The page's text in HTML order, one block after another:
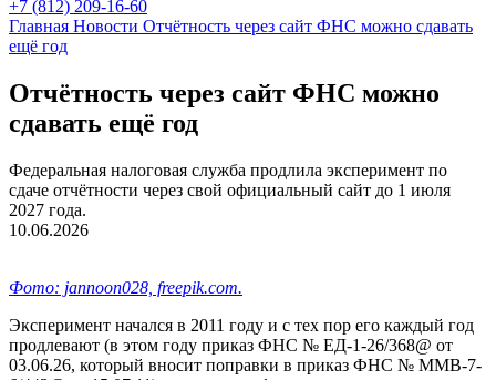
+7 (812) 209-16-60
Главная Новости Отчётность через сайт ФНС можно сдавать
ещё год
Отчётность через сайт ФНС можно
сдавать ещё год
Федеральная налоговая служба продлила эксперимент по
сдаче отчётности через свой официальный сайт до 1 июля
2027 года.
10.06.2026
Фото: jannoon028, freepik.com.
Эксперимент начался в 2011 году и с тех пор его каждый год
продлевают (в этом году приказ ФНС № ЕД-1-26/368@ от
03.06.26, который вносит поправки в приказ ФНС № ММВ-7-